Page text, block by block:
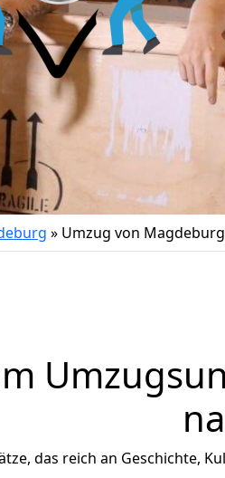
» Umzug von
das reich an Geschichte,